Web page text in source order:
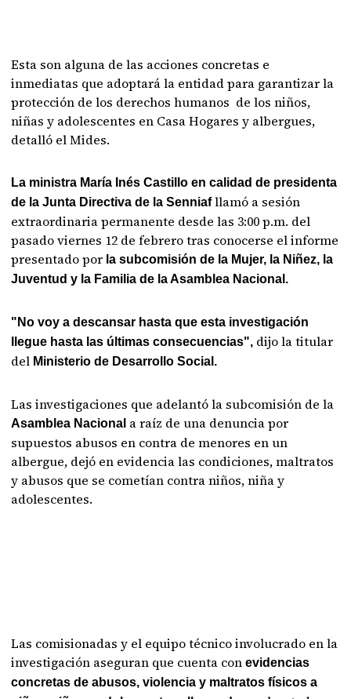
Esta son alguna de las acciones concretas e
inmediatas que adoptará la entidad para garantizar la
protección de los derechos humanos de los niños,
niñas y adolescentes en Casa Hogares y albergues,
detalló el Mides.
La ministra María Inés Castillo en calidad de presidenta
de la Junta Directiva de la Senniafllamó a sesión
extraordinaria permanente desde las 3:00 p.m. del
pasado viernes 12 de febrero tras conocerse el informe
presentado por la subcomisión de la Mujer, la Niñez, la
Juventud y la Familia de la Asamblea Nacional.
"No voy a descansar hasta que esta investigación
llegue hasta las últimas consecuencias", dijo la titular
del Ministerio de Desarrollo Social.
Las investigaciones que adelantó la subcomisión de la
Asamblea Nacional a raíz de una denuncia por
supuestos abusos en contra de menores en un
albergue, dejó en evidencia las condiciones, maltratos
y abusos que se cometían contra niños, niña y
adolescentes.
Las comisionadas y el equipo técnico involucrado en la
investigación aseguran que cuenta conevidencias
concretas de abusos, violencia y maltratos físicos a